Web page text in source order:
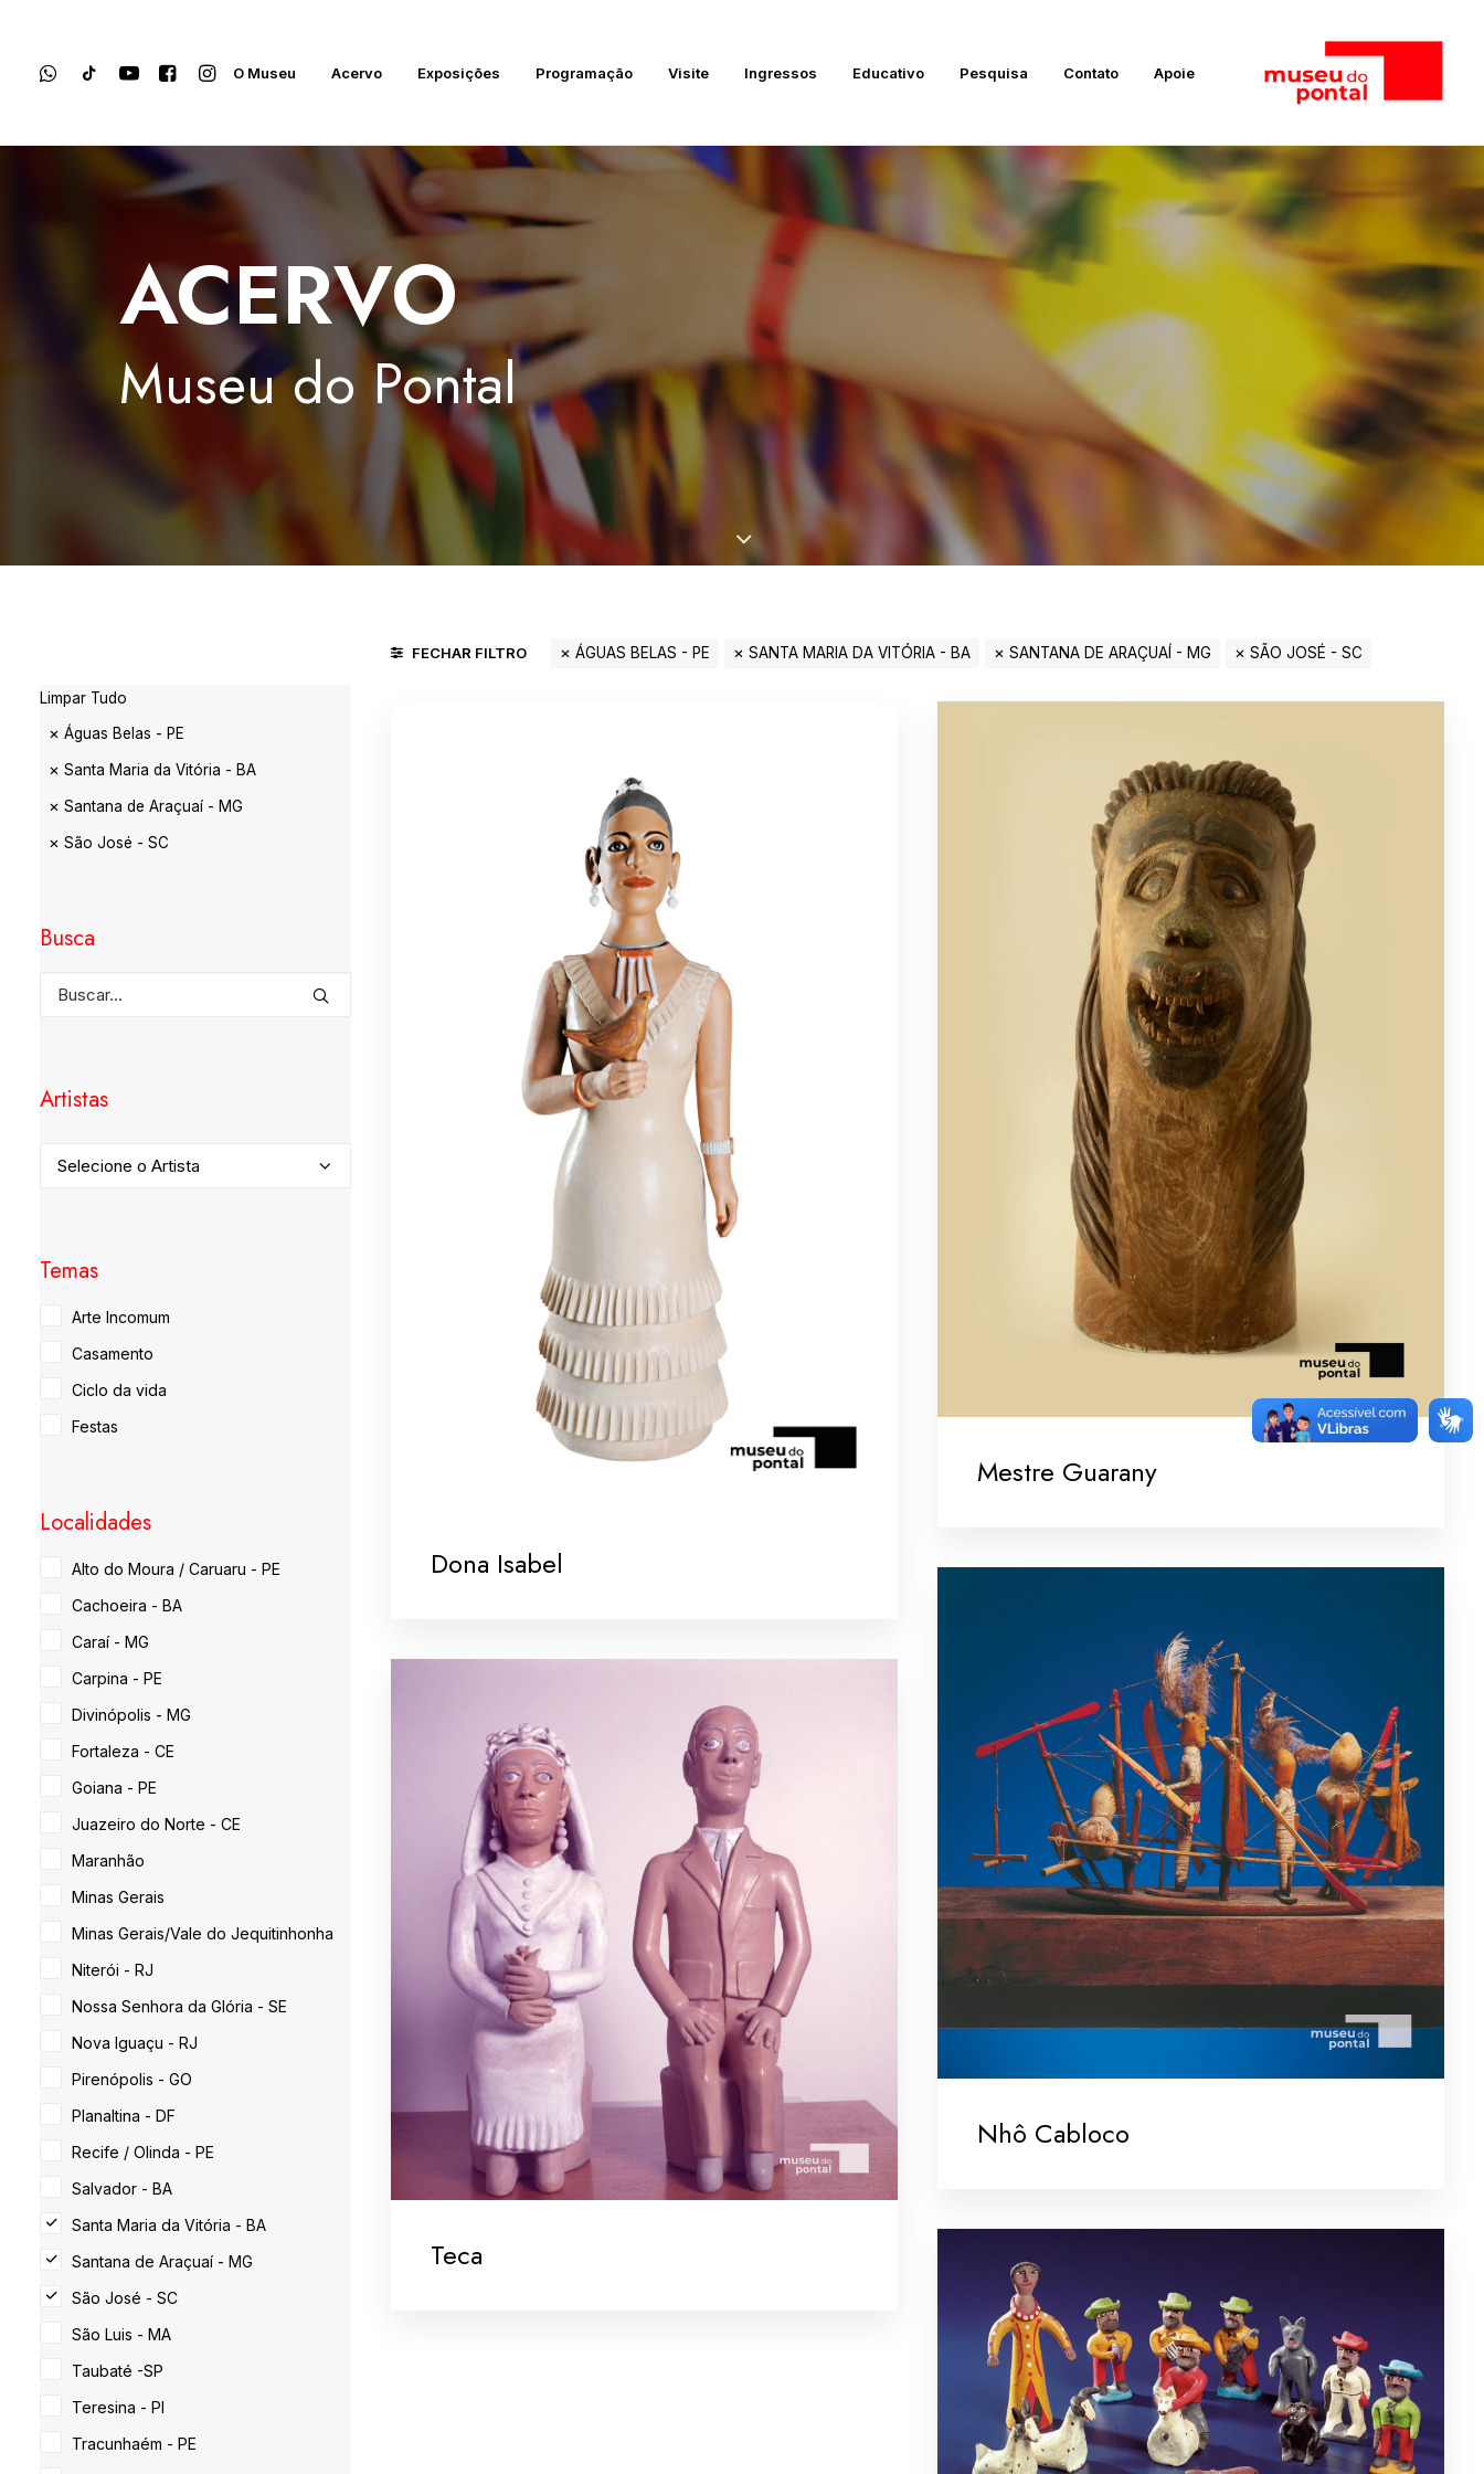
O Museu Acervo Exposições Programação Visite Ingressos Educativo Pesquisa Contato Apoie
ACERVO
Museu do Pontal
Limpar Tudo
Águas Belas - PE
Santa Maria da Vitória - BA
Santana de Araçuaí - MG
São José - SC
Busca
Artistas
Temas
Arte Incomum
Casamento
Ciclo da vida
Festas
Localidades
Alto do Moura / Caruaru - PE
Cachoeira - BA
Caraí - MG
Carpina - PE
Divinópolis - MG
Fortaleza - CE
Goiana - PE
Juazeiro do Norte - CE
Maranhão
Minas Gerais
Minas Gerais/Vale do Jequitinhonha
Niterói - RJ
Nossa Senhora da Glória - SE
Nova Iguaçu - RJ
Pirenópolis - GO
Planaltina - DF
Recife / Olinda - PE
Salvador - BA
Santa Maria da Vitória - BA
Santana de Araçuaí - MG
São José - SC
São Luis - MA
Taubaté -SP
Teresina - PI
Tracunhaém - PE
FECHAR FILTRO ÁGUAS BELAS - PE SANTA MARIA DA VITÓRIA - BA SANTANA DE ARAÇUAÍ - MG SÃO JOSÉ - SC
Dona Isabel
Mestre Guarany
Nhô Cabloco
Teca